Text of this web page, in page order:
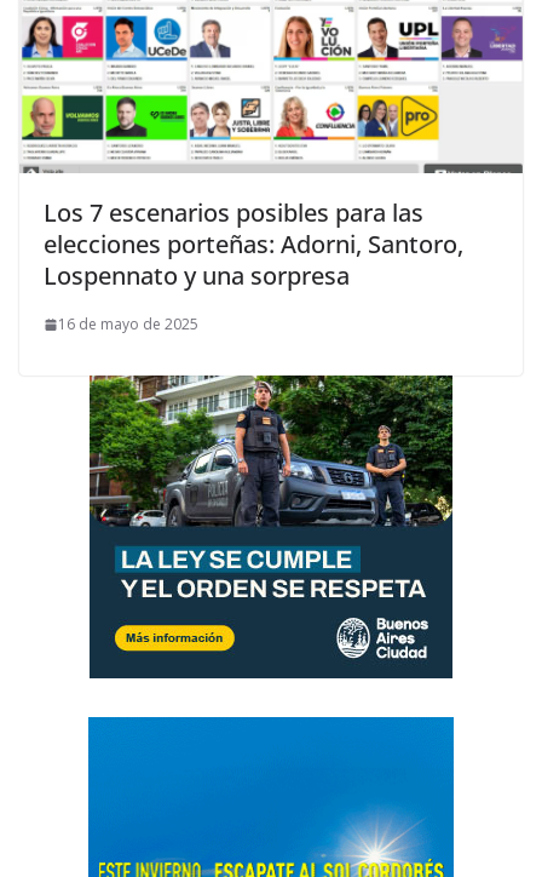
Los 7 escenarios posibles para las
elecciones porteñas: Adorni, Santoro,
Lospennato y una sorpresa
16 de mayo de 2025